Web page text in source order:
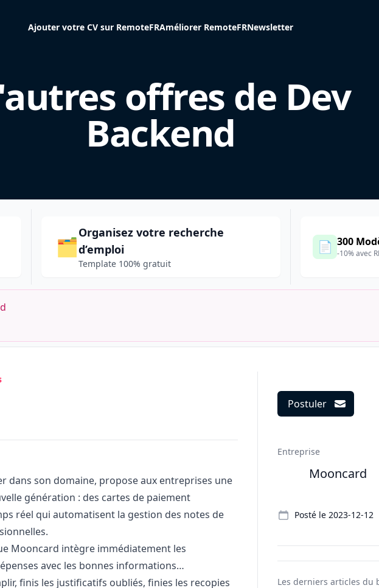
Ajouter votre CV sur RemoteFRAméliorer RemoteFRNewsletter
offres de Dev
Backend
🗂️
Organisez votre recherche
d’emploi
Template 100% gratuit
📄 300
-10% avec
dans son domaine, propose aux entreprises une
génération : des cartes de paiement
réel qui automatisent la gestion des notes de
Mooncard intègre immédiatement les
avec les bonnes informations…
finis les justificatifs oubliés, finies les recopies
Postuler
Entreprise
Mooncard
Posté le 2023-12-12
Les derniers articles du